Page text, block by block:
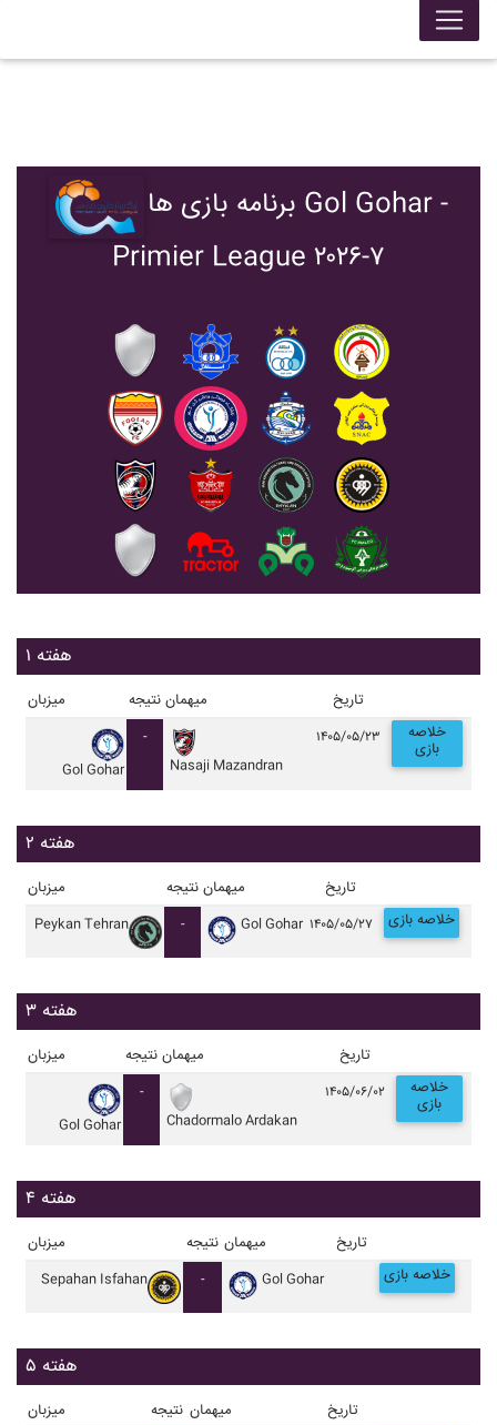
برنامه بازی ها Gol Gohar -
Primier League ۲۰۲۶-۷
هفته ۱
میزبان نتیجه میهمان تاریخ
Gol Gohar
-
Nasaji Mazandran
۱۴۰۵/۰۵/۲۳ خلاصه
بازی
هفته ۲
میزبان نتیجه میهمان تاریخ
Peykan Tehran - Gol Gohar ۱۴۰۵/۰۵/۲۷ خلاصه بازی
هفته ۳
میزبان نتیجه میهمان تاریخ
Gol Gohar
-
Chadormalo Ardakan
۱۴۰۵/۰۶/۰۲ خلاصه
بازی
هفته ۴
میزبان نتیجه میهمان تاریخ
Sepahan Isfahan - Gol Gohar خلاصه بازی
هفته ۵
میزبان نتیجه میهمان تاریخ